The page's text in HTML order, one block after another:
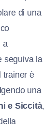
di una
a
seguiva la
trainer è
una
e Siccità,